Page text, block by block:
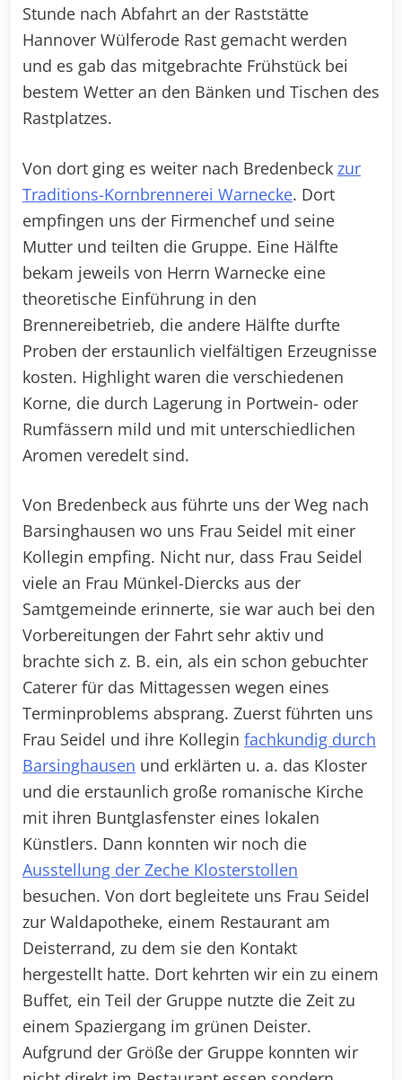
Stunde nach Abfahrt an der Raststätte
Hannover Wülferode Rast gemacht werden
und es gab das mitgebrachte Frühstück bei
bestem Wetter an den Bänken und Tischen des
Rastplatzes.
Von dort ging es weiter nach Bredenbeck zur
Traditions-Kornbrennerei Warnecke. Dort
empfingen uns der Firmenchef und seine
Mutter und teilten die Gruppe. Eine Hälfte
bekam jeweils von Herrn Warnecke eine
theoretische Einführung in den
Brennereibetrieb, die andere Hälfte durfte
Proben der erstaunlich vielfältigen Erzeugnisse
kosten. Highlight waren die verschiedenen
Korne, die durch Lagerung in Portwein- oder
Rumfässern mild und mit unterschiedlichen
Aromen veredelt sind.
Von Bredenbeck aus führte uns der Weg nach
Barsinghausen wo uns Frau Seidel mit einer
Kollegin empfing. Nicht nur, dass Frau Seidel
viele an Frau Münkel-Diercks aus der
Samtgemeinde erinnerte, sie war auch bei den
Vorbereitungen der Fahrt sehr aktiv und
brachte sich z. B. ein, als ein schon gebuchter
Caterer für das Mittagessen wegen eines
Terminproblems absprang. Zuerst führten uns
Frau Seidel und ihre Kollegin fachkundig durch
Barsinghausen und erklärten u. a. das Kloster
und die erstaunlich große romanische Kirche
mit ihren Buntglasfenster eines lokalen
Künstlers. Dann konnten wir noch die
Ausstellung der Zeche Klosterstollen
besuchen. Von dort begleitete uns Frau Seidel
zur Waldapotheke, einem Restaurant am
Deisterrand, zu dem sie den Kontakt
hergestellt hatte. Dort kehrten wir ein zu einem
Buffet, ein Teil der Gruppe nutzte die Zeit zu
einem Spaziergang im grünen Deister.
Aufgrund der Größe der Gruppe konnten wir